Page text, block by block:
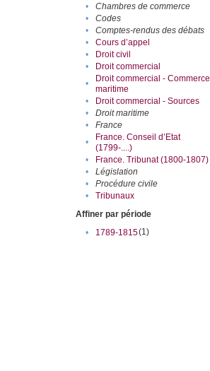
•
Chambres de commerce
•
Codes
•
Comptes-rendus des débats
•
Cours d’appel
•
Droit civil
•
Droit commercial
•
Droit commercial - Commerce
maritime
• Droit commercial - Sources
•
Droit maritime
•
France
•
France. Conseil d’Etat
(1799-....)
• France. Tribunat (1800-1807)
•
Législation
•
Procédure civile
•
Tribunaux
Affiner par période
•
1789-1815(1)